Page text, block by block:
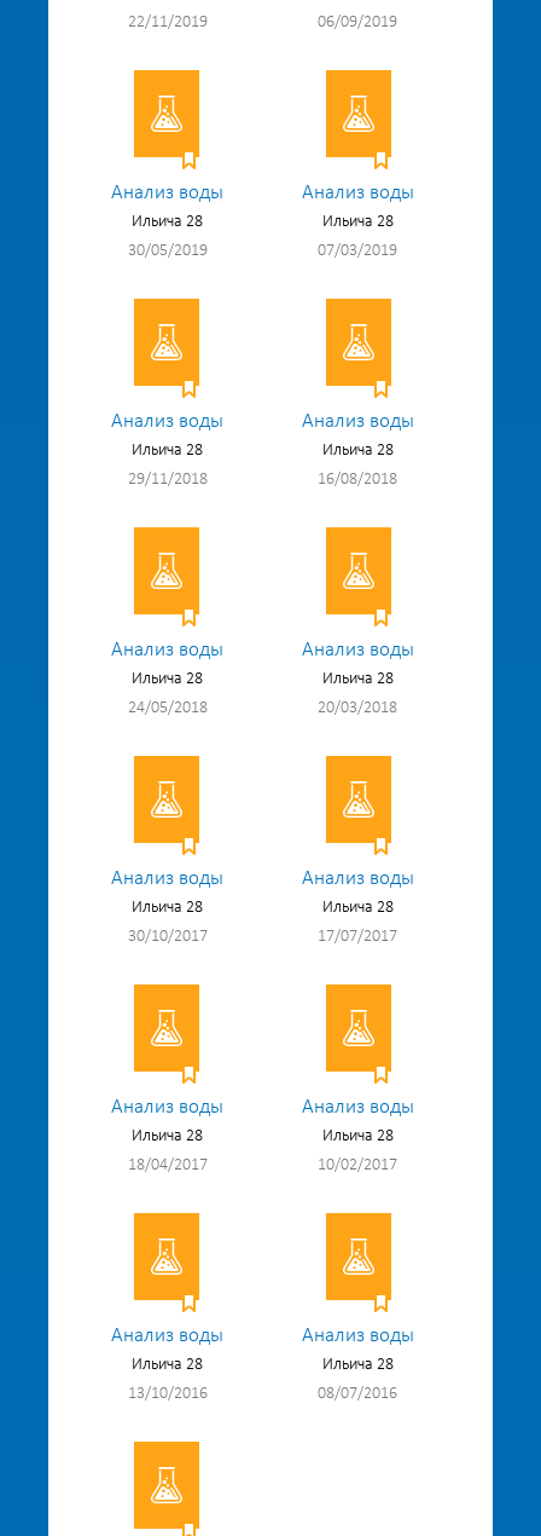
22/11/2019
06/09/2019
Анализ воды
Ильича 28
30/05/2019
Анализ воды
Ильича 28
07/03/2019
Анализ воды
Ильича 28
29/11/2018
Анализ воды
Ильича 28
16/08/2018
Анализ воды
Ильича 28
24/05/2018
Анализ воды
Ильича 28
20/03/2018
Анализ воды
Ильича 28
30/10/2017
Анализ воды
Ильича 28
17/07/2017
Анализ воды
Ильича 28
18/04/2017
Анализ воды
Ильича 28
10/02/2017
Анализ воды
Ильича 28
13/10/2016
Анализ воды
Ильича 28
08/07/2016